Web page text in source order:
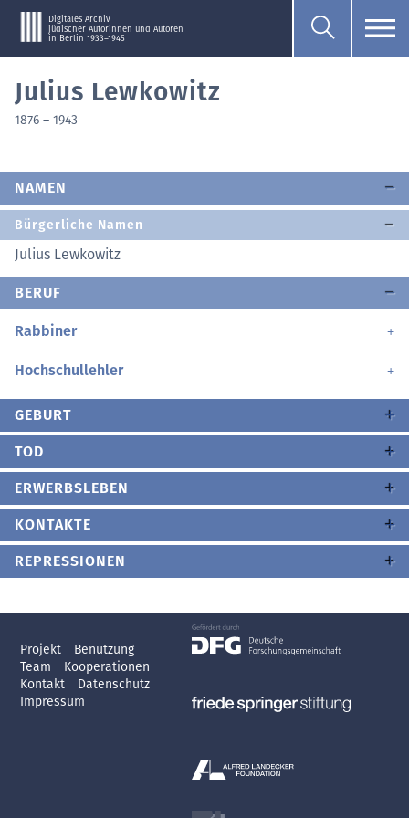
Digitales Archiv
jüdischer Autorinnen und Autoren
in Berlin 1933–1945
Julius Lewkowitz
1876 – 1943
NAMEN
Bürgerliche Namen
Julius Lewkowitz
BERUF
Rabbiner
Hochschullehler
GEBURT
TOD
ERWERBSLEBEN
KONTAKTE
REPRESSIONEN
Projekt
Benutzung
Team
Kooperationen
Kontakt
Datenschutz
Impressum